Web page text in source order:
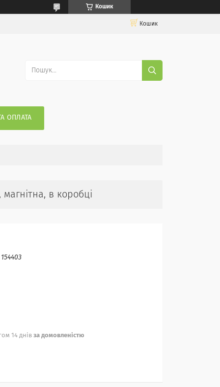
Кошик
Кошик
ОПЛАТА
в коробці
154403
14 днів за домовленістю